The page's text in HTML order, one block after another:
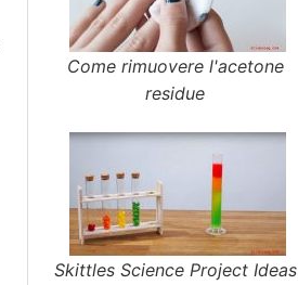
Come rimuovere l'acetone
residue
Skittles Science Project Ideas